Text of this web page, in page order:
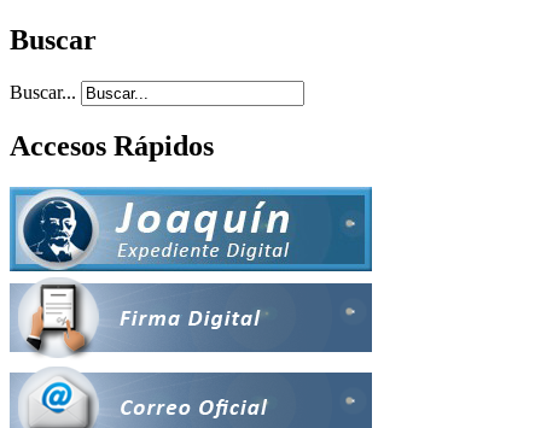
Buscar
Buscar...
Accesos Rápidos